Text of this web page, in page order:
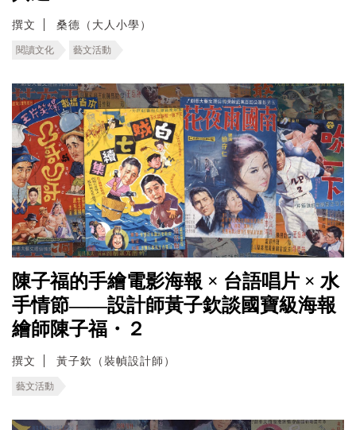
撰文 桑德（大人小學）
閱讀文化 藝文活動
陳子福的手繪電影海報 × 台語唱片 × 水
手情節——設計師黃子欽談國寶級海報
繪師陳子福・２
撰文 黃子欽（裝幀設計師）
藝文活動